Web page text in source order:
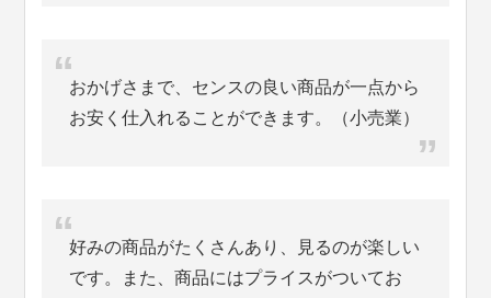
おかげさまで、センスの良い商品が一点から
お安く仕入れることができます。（小売業）
好みの商品がたくさんあり、見るのが楽しい
です。また、商品にはプライスがついてお